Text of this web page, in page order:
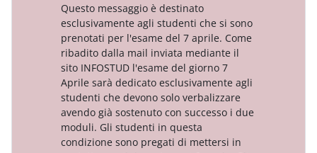
Questo messaggio è destinato
esclusivamente agli studenti che si sono
prenotati per l'esame del 7 aprile. Come
ribadito dalla mail inviata mediante il
sito INFOSTUD l'esame del giorno 7
Aprile sarà dedicato esclusivamente agli
studenti che devono solo verbalizzare
avendo già sostenuto con successo i due
moduli. Gli studenti in questa
condizione sono pregati di mettersi in